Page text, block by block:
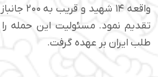
واقعه ۱۴
تقدیم نمود. مسئولیت این حمله
طلب ایران بر عهده گرفت.